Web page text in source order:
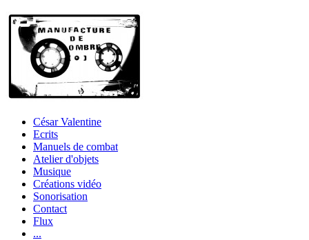
César Valentine
Ecrits
Manuels de combat
Atelier d'objets
Musique
Créations vidéo
Sonorisation
Contact
Flux
...